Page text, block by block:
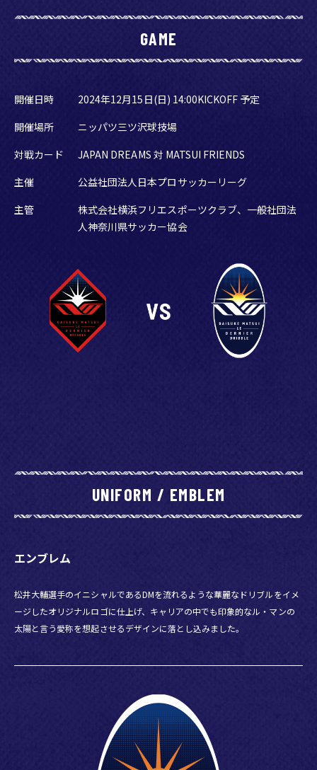
STARSEEDS SPECIAL MATCH～」追加出場選手について
井大輔氏が出演！
2024.12.07
12/15(日)「松井大輔引退試合-Le dernier dribble-～
12/15(日)「松井大輔引退試合-Le dernier dribble-～
STARSEEDS SPECIAL MATCH～」に山本海人選手出場決定
2024.12.06
12/15(日)「松井大輔引退試合-Le dernier dribble-～
STARSEEDS SPECIAL MATCH～」ナオト・インティライミ
2024.12.07
STARSEEDS SPECIAL MATCH～」スタジアムグルメ情報！
2024.12.05
12/15(日)「松井大輔引退試合-Le dernier dribble-～
STARSEEDS SPECIAL MATCH～」をABEMAにて無料生中
12/15(日)「松井大輔引退試合-Le dernier dribble-～
STARSEEDS SPECIAL MATCH～」パンサー尾形、EXIT り
んたろー。が出場決定！松井大運動会にもMC出演
GAME
開催日時
2024年12月15日(日) 14:00KICKOFF 予定
開催場所
ニッパツ三ツ沢球技場
対戦カード
JAPAN DREAMS 対 MATSUI FRIENDS
主催
公益社団法人日本プロサッカーリーグ
主管
株式会社横浜フリエスポーツクラブ、一般社団法
人神奈川県サッカー協会
UNIFORM / EMBLEM
エンブレム
松井大輔選手のイニシャルであるDMを流れるような華麗なドリブルをイメ
ージしたオリジナルロゴに仕上げ、キャリアの中でも印象的なル・マンの
太陽と言う愛称を想起させるデザインに落とし込みました。